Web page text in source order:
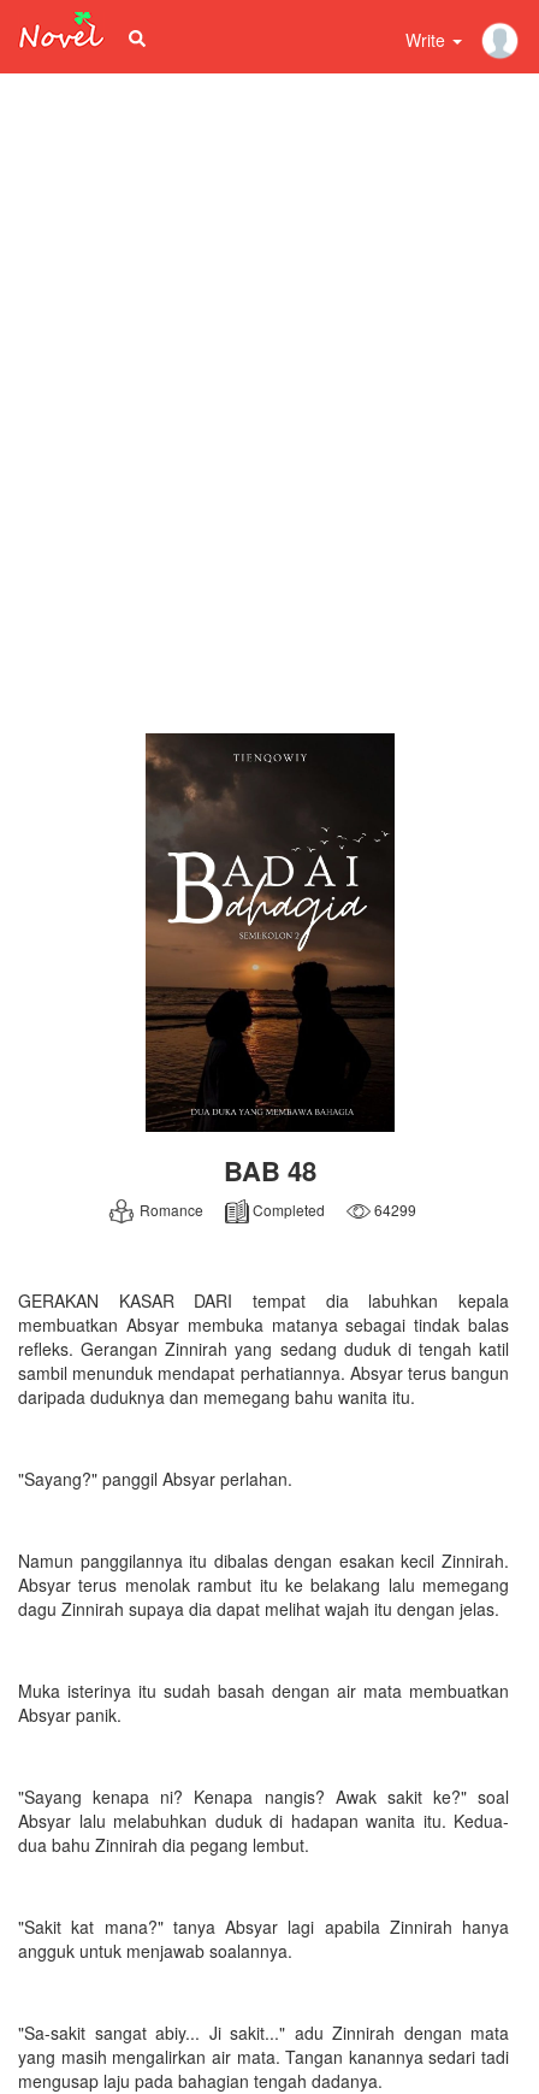
Write
BAB 48
Romance Completed 64299
GERAKAN KASAR DARI tempat dia labuhkan kepala
membuatkan Absyar membuka matanya sebagai tindak balas
refleks. Gerangan Zinnirah yang sedang duduk di tengah katil
sambil menunduk mendapat perhatiannya. Absyar terus bangun
daripada duduknya dan memegang bahu wanita itu.
"Sayang?" panggil Absyar perlahan.
Namun panggilannya itu dibalas dengan esakan kecil Zinnirah.
Absyar terus menolak rambut itu ke belakang lalu memegang
dagu Zinnirah supaya dia dapat melihat wajah itu dengan jelas.
Muka isterinya itu sudah basah dengan air mata membuatkan
Absyar panik.
"Sayang kenapa ni? Kenapa nangis? Awak sakit ke?" soal
Absyar lalu melabuhkan duduk di hadapan wanita itu. Kedua-
dua bahu Zinnirah dia pegang lembut.
"Sakit kat mana?" tanya Absyar lagi apabila Zinnirah hanya
angguk untuk menjawab soalannya.
"Sa-sakit sangat abiy... Ji sakit..." adu Zinnirah dengan mata
yang masih mengalirkan air mata. Tangan kanannya sedari tadi
mengusap laju pada bahagian tengah dadanya.